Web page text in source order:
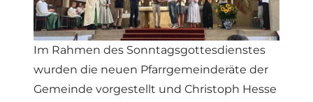
Im Rahmen des Sonntagsgottesdienstes
wurden die neuen Pfarrgemeinderäte der
Gemeinde vorgestellt und Christoph Hesse